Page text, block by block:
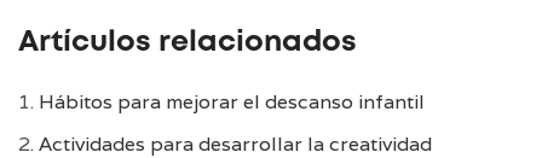
Artículos relacionados
Hábitos para mejorar el descanso infantil
Actividades para desarrollar la creatividad